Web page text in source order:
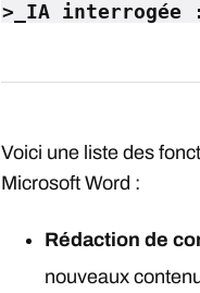
>_IA interrogée
Voici une liste des
Microsoft Word :
Rédaction de
nouveaux